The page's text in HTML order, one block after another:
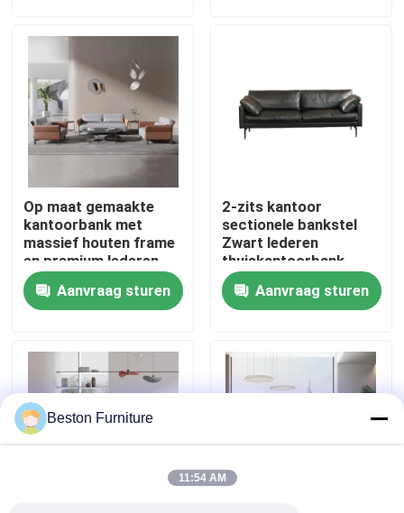
Over ons
Fabriekstocht
Kwaliteitscontrole
Neem contact met ons op
Gevallen
Blog
Op maat gemaakte
kantoorbank met
massief houten frame
en premium lederen
bekleding
Aanvraag sturen
2-zits kantoor
sectionele bankstel
Zwart lederen
thuiskantoorbank
Aanvraag sturen
Beston Furniture
11:54 AM